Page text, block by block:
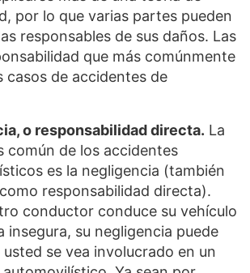
por lo que varias partes pueden
responsables de sus daños. Las
que más comúnmente
casos de accidentes de
o responsabilidad directa. La
común de los accidentes
es la negligencia (también
responsabilidad directa).
conductor conduce su vehículo
insegura, su negligencia puede
usted se vea involucrado en un